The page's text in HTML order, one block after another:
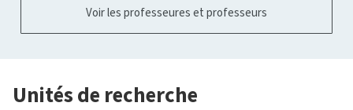
Voir les professeures et professeurs
Unités de recherche